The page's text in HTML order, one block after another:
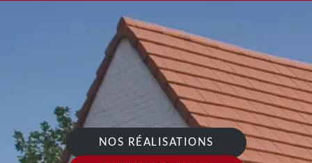
NOS RÉALISATIONS